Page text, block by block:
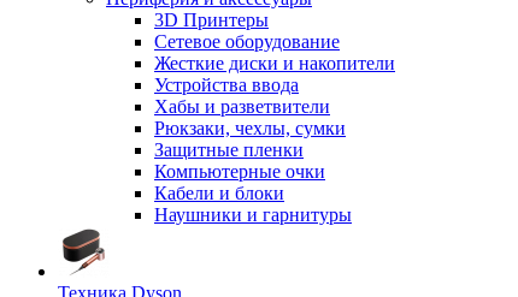
3D Принтеры
Сетевое оборудование
Жесткие диски и накопители
Устройства ввода
Хабы и разветвители
Рюкзаки, чехлы, сумки
Защитные пленки
Компьютерные очки
Кабели и блоки
Наушники и гарнитуры
Техника Dyson